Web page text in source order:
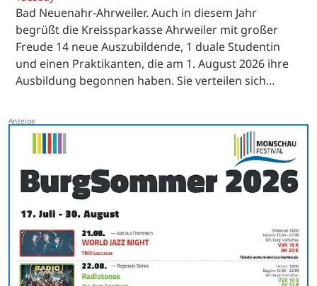
Bad Neuenahr-Ahrweiler. Auch in diesem Jahr
begrüßt die Kreissparkasse Ahrweiler mit großer
Freude 14 neue Auszubildende, 1 duale Studentin
und einen Praktikanten, die am 1. August 2026 ihre
Ausbildung begonnen haben. Sie verteilen sich…